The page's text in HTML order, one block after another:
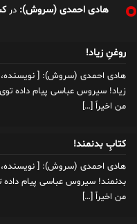
هادی احمدی (سروش): در
روغنِ زیاد!
زیاد! سیروس عباسی پیام داده
من اخیراً […]
کتابِ بدنمند!
بدنمند! سیروس عباسی پیام داده
من اخیراً […]